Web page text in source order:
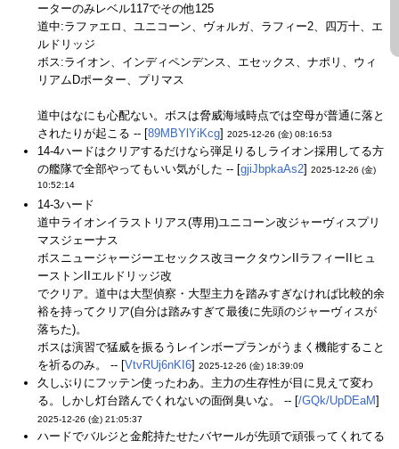
ーターのみレベル117でその他125
道中:ラファエロ、ユニコーン、ヴォルガ、ラフィー2、四万十、エ
ルドリッジ
ボス:ライオン、インディペンデンス、エセックス、ナポリ、ウィ
リアムDポーター、プリマス
道中はなにも心配ない。ボスは脅威海域時点では空母が普通に落と
されたりが起こる -- [89MBYlYiKcg] 2025-12-26 (金) 08:16:53
14-4ハードはクリアするだけなら弾足りるしライオン採用してる方
の艦隊で全部やってもいい気がした -- [gjiJbpkaAs2] 2025-12-26 (金)
10:52:14
14-3ハード
道中ライオンイラストリアス(専用)ユニコーン改ジャーヴィスプリ
マスジェーナス
ボスニュージャージーエセックス改ヨークタウンIIラフィーIIヒュ
ーストンIIエルドリッジ改
でクリア。道中は大型偵察・大型主力を踏みすぎなければ比較的余
裕を持ってクリア(自分は踏みすぎて最後に先頭のジャーヴィスが
落ちた)。
ボスは演習で猛威を振るうレインボープランがうまく機能すること
を祈るのみ。 -- [VtvRUj6nKI6] 2025-12-26 (金) 18:39:09
久しぶりにフッテン使ったわあ。主力の生存性が目に見えて変わ
る。しかし灯台踏んでくれないの面倒臭いな。 -- [/GQk/UpDEaM]
2025-12-26 (金) 21:05:37
ハードでバルジと金舵持たせたバヤールが先頭で頑張ってくれてる